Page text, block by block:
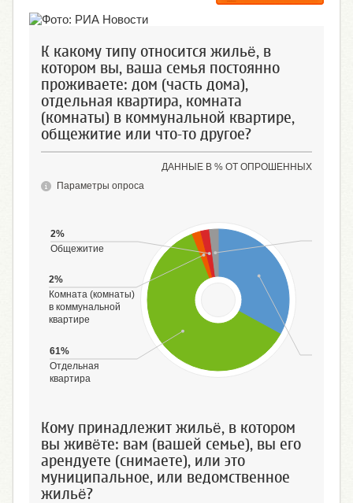
К какому типу относится жильё, в
котором вы, ваша семья постоянно
проживаете: дом (часть дома),
отдельная квартира, комната
(комнаты) в коммунальной квартире,
общежитие или что-то другое?
ДАННЫЕ В % ОТ ОПРОШЕННЫХ
Параметры опроса
61%
Отдельная
квартира
2%
Комната (комнаты)
в коммунальной
квартире
2%
Общежитие
Кому принадлежит жильё, в котором
вы живёте: вам (вашей семье), вы его
арендуете (снимаете), или это
муниципальное, или ведомственное
жильё?